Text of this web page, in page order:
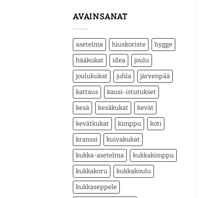
AVAINSANAT
asetelma hiuskoriste hygge
hääkukat idea joulu
joulukukat juhla järvenpää
kattaus kausi-istutukset
kesä kesäkukat kevät
kevätkukat kimppu koti
kranssi kuivakukat
kukka-asetelma kukkakimppu
kukkakoru kukkakoulu
kukkaseppele